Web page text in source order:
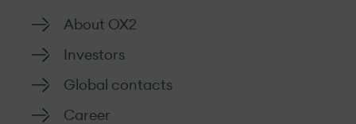
About OX2
Investors
Global contacts
Career